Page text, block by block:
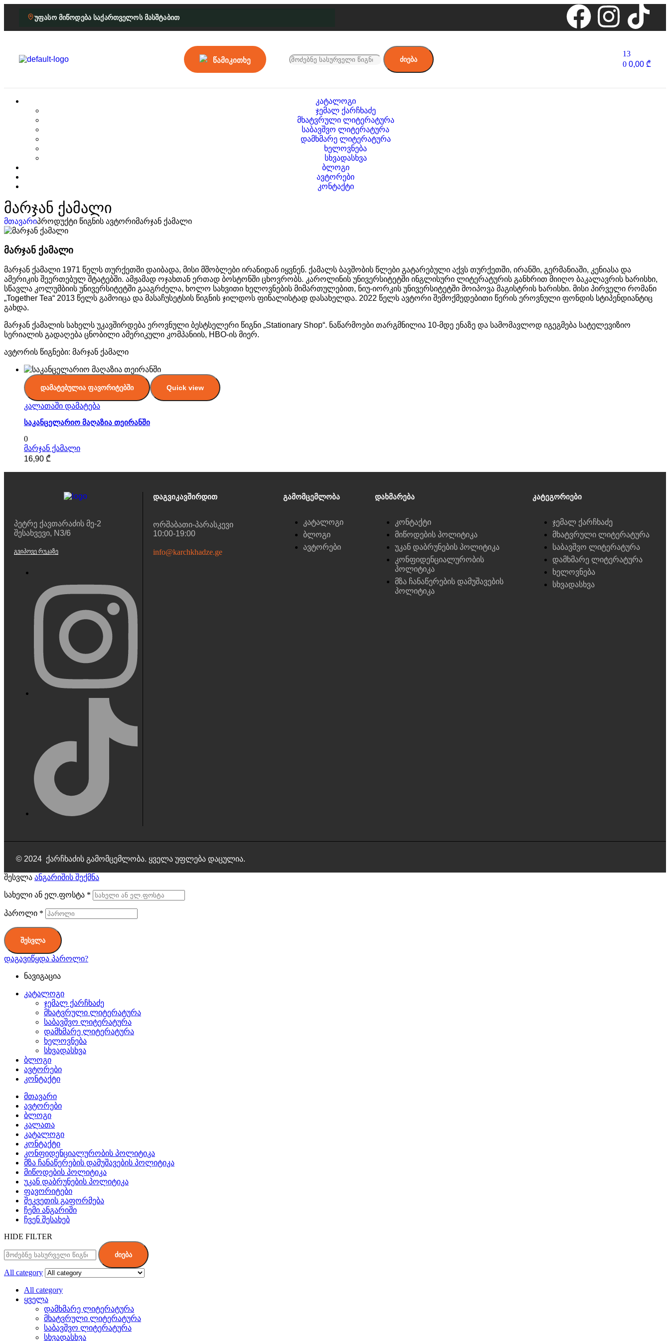
უფასო მიწოდება საქართველოს მასშტაბით
წამიკითხე ძიება
13
0 0,00 ₾
კატალოგი
ჯემალ ქარჩხაძე
მხატვრული ლიტერატურა
საბავშვო ლიტერატურა
დამხმარე ლიტერატურა
ხელოვნება
სხვადასხვა
ბლოგი
ავტორები
კონტაქტი
მარჯან ქამალი
მთავარიპროდუქტი წიგნის ავტორიმარჯან ქამალი
მარჯან ქამალი
მარჯან ქამალი 1971 წელს თურქეთში დაიბადა, მისი მშობლები ირანიდან იყვნენ. ქამალს ბავშობის წლები გატარებული აქვს თურქეთში, ირანში, გერმანიაში, კენიასა და
ამერიკის შეერთებულ შტატებში. ამჟამად ოჯახთან ერთად ბოსტონში ცხოვრობს. კაროლინის უნივერსიტეტში ინგლისური ლიტერატურის განხრით მიიღო ბაკალავრის ხარისხი,
სწავლა კოლუმბიის უნივერსიტეტში გააგრძელა, ხოლო სახვითი ხელოვნების მიმართულებით, ნიუ-იორკის უნივერსიტეტში მოიპოვა მაგისტრის ხარისხი. მისი პირველი რომანი
„Together Tea“ 2013 წელს გამოიცა და მასაჩუსეტსის წიგნის ჯილდოს ფინალისტად დასახელდა. 2022 წელს ავტორი შემოქმედებითი წერის ეროვნული ფონდის სტიპენდიანტიც
გახდა.
მარჯან ქამალის სახელს უკავშირდება ეროვნული ბესტსელერი წიგნი „Stationary Shop“. ნაწარმოები თარგმნილია 10-მდე ენაზე და სამომავლოდ იგეგმება სატელევიზიო
სერიალის გადაღება ცნობილი ამერიკული კომპანიის, HBO-ის მიერ.
ავტორის წიგნები: მარჯან ქამალი
დამატებულია ფავორიტებში Quick view
კალათაში დამატება
საკანცელარიო მაღაზია თეირანში
0
მარჯან ქამალი
16,90 ₾
პეტრე ქავთარაძის მე-2
შესახვევი, N3/6
ᲒᲕᲘᲞᲝᲕᲔ ᲠᲣᲙᲐᲖᲔ
Დაგვიკავშირდით
ორშაბათი-პარასკევი
10:00-19:00
info@karchkhadze.ge
Გამომცემლობა
კატალოგი
ბლოგი
ავტორები
Დახმარება
კონტაქტი
მიწოდების პოლიტიკა
უკან დაბრუნების პოლიტიკა
კონფიდენციალურობის
პოლიტიკა
მზა ჩანაწერების დამუშავების
პოლიტიკა
Კატეგორიები
ჯემალ ქარჩხაძე
მხატვრული ლიტერატურა
საბავშვო ლიტერატურა
დამხმარე ლიტერატურა
ხელოვნება
სხვადასხვა
© 2024 ქარჩხაძის გამომცემლობა. ყველა უფლება დაცულია.
შესვლა ანგარიშის შექმნა
სახელი ან ელ.ფოსტა *
პაროლი *
შესვლა
დაგავიწყდა პაროლი?
ნავიგაცია
კატალოგი
ჯემალ ქარჩხაძე
მხატვრული ლიტერატურა
საბავშვო ლიტერატურა
დამხმარე ლიტერატურა
ხელოვნება
სხვადასხვა
ბლოგი
ავტორები
კონტაქტი
მთავარი
ავტორები
ბლოგი
კალათა
კატალოგი
კონტაქტი
კონფიდენციალურობის პოლიტიკა
მზა ჩანაწერების დამუშავების პოლიტიკა
მიწოდების პოლიტიკა
უკან დაბრუნების პოლიტიკა
ფავორიტები
შეკვეთის გაფორმება
ჩემი ანგარიში
ჩვენ შესახებ
HIDE FILTER
ძიება
All category
All category
ყველა
დამხმარე ლიტერატურა
მხატვრული ლიტერატურა
საბავშვო ლიტერატურა
სხვადასხვა